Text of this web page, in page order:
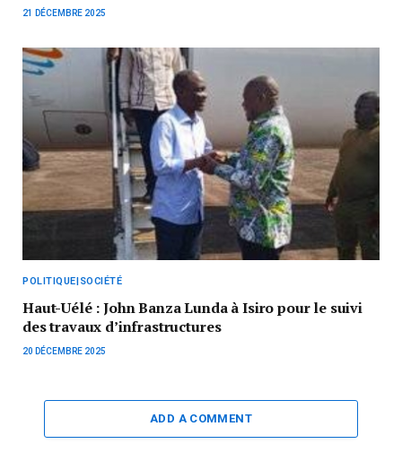
21 DÉCEMBRE 2025
POLITIQUE|SOCIÉTÉ
Haut-Uélé : John Banza Lunda à Isiro pour le suivi
des travaux d’infrastructures
20 DÉCEMBRE 2025
ADD A COMMENT